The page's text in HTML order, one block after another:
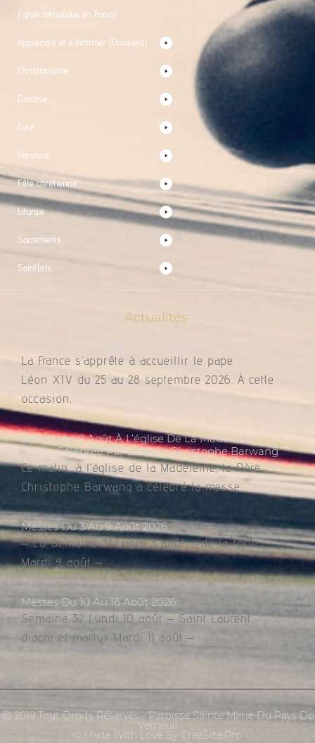
Église catholique en France
Apprendre et s’informer (Dossiers)
Christianisme
Diocèse
Curé
Paroisse
Fête chrétienne
Liturgie
Sacrements
Saint(e)s
Actualités
La France s’apprête à accueillir le pape
Léon XIV du 25 au 28 septembre 2026. À cette
occasion,
Dimanche 2 Août À L’église De La Madeleine,
Messe Célébrée Par Le Père Christophe Barwang
Ce matin, à l’église de la Madeleine, le Père
Christophe Barwang a célébré la messe.
Messes Du 3 Au 9 Août 2026
– Co Semaine 31 Lundi 3 août – de la férie
Mardi 4 août –
Messes Du 10 Au 16 Août 2026
Semaine 32 Lundi 10 août – Saint Laurent,
diacre et martyr Mardi 11 août –
Ⓒ 2019 Tout Droits Réservés - Paroisse Sainte Marie Du Pays De
Verneuil
© Made With Love By CreaSite.Pro